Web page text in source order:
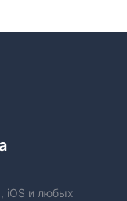
iOS и любых